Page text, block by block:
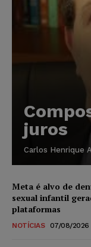
juros
Carlos Henrique
Meta é alvo de
sexual infantil
plataformas
NOTÍCIAS 07/08/2026